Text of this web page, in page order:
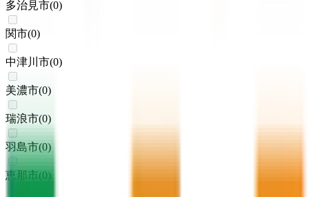
多治見市(0)
関市(0)
中津川市(0)
美濃市(0)
瑞浪市(0)
羽島市(0)
恵那市(0)